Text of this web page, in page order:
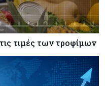
πάλι τα 83 δολάρια το
Ιράν για τα Στενά του
07-08-2026
Αναζητά
τιμές των τροφίμων